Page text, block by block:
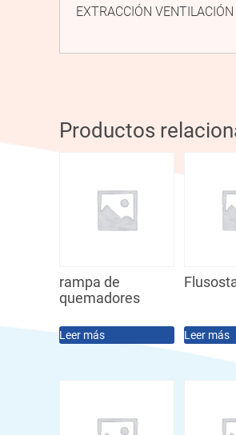
EXTRACCIÓN
Productos
rampa de
quemadores
Leer más Leer más